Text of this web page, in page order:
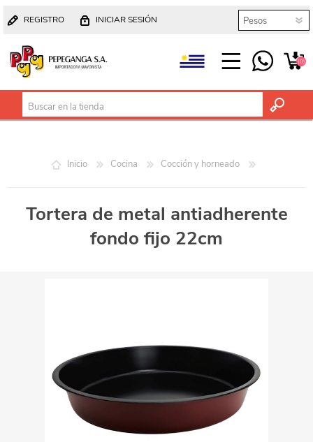
REGISTRO INICIAR SESIÓN
(0)
Inicio Cocina Cocción y horneado
Tortera de metal antiadherente
fondo fijo 22cm